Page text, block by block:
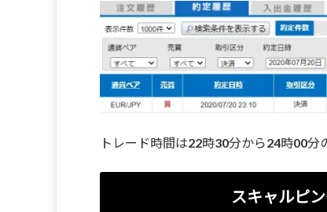
トレード時間は22時30分から24時00分
スキャルピ